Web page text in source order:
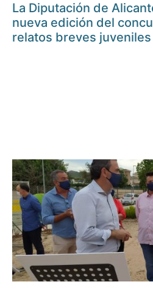
La Diputación de
nueva edición del
relatos breves juveniles